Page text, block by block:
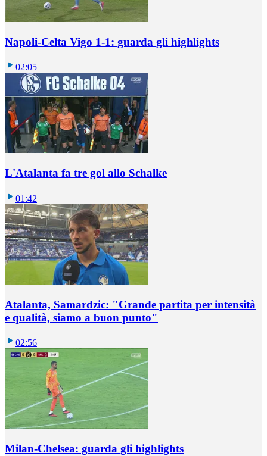
Napoli-Celta Vigo 1-1: guarda gli highlights
02:05
L'Atalanta fa tre gol allo Schalke
01:42
Atalanta, Samardzic: "Grande partita per intensità
e qualità, siamo a buon punto"
02:56
Milan-Chelsea: guarda gli highlights